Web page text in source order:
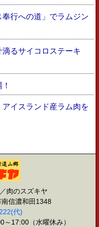
奉行への道」でラムジン
るサイコロステーキ
イスランド産ラム肉を
肉のスズキヤ
信濃和田1348
代)
17:00（水曜休み）